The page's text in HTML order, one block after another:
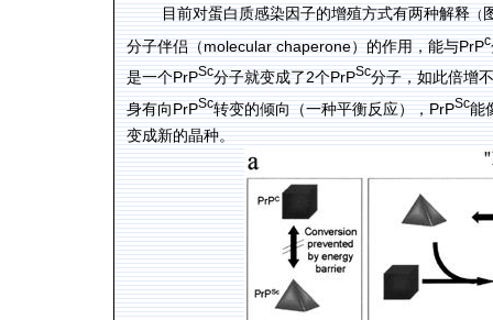
目前对蛋白质感染因子的增殖方式有两种解释（
分子伴侣（molecular chaperone）的作用，能与PrPc
是一个PrPSc分子就变成了2个PrPSc分子，如此倍增
身有向PrPSc转变的倾向（一种平衡反应），PrPSc能
变成新的晶种。